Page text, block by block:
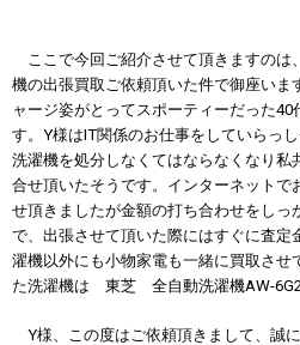
ここで今回ご紹介させて頂きますのは
機の出張買取ご依頼頂いた件で御座いま
ャージ姿がとってスポーティーだった40
す。Y様はIT関係のお仕事をしていらっ
洗濯機を処分しなくてはならなくなり私
合せ頂いたそうです。インターネットで
せ頂きましたが金額の打ち合わせをしっ
で、出張させて頂いた際にはすぐに査定
濯機以外にも小物家電も一緒に買取させ
た洗濯機は 東芝 全自動洗濯機AW-
Y様、この度はご依頼頂きまして、誠